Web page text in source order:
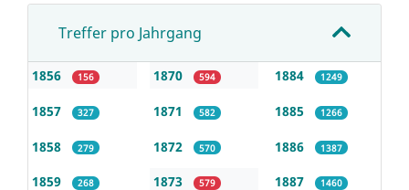
Treffer pro Jahrgang
1856 156
1857 327
1858 279
1859 268
1870 594
1871 582
1872 570
1873 579
1884 1249
1885 1266
1886 1387
1887 1460